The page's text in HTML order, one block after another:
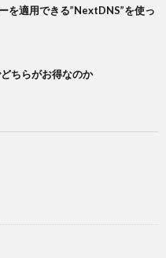
を適用できる”NextDNS”を使っ
ちらがお得なのか